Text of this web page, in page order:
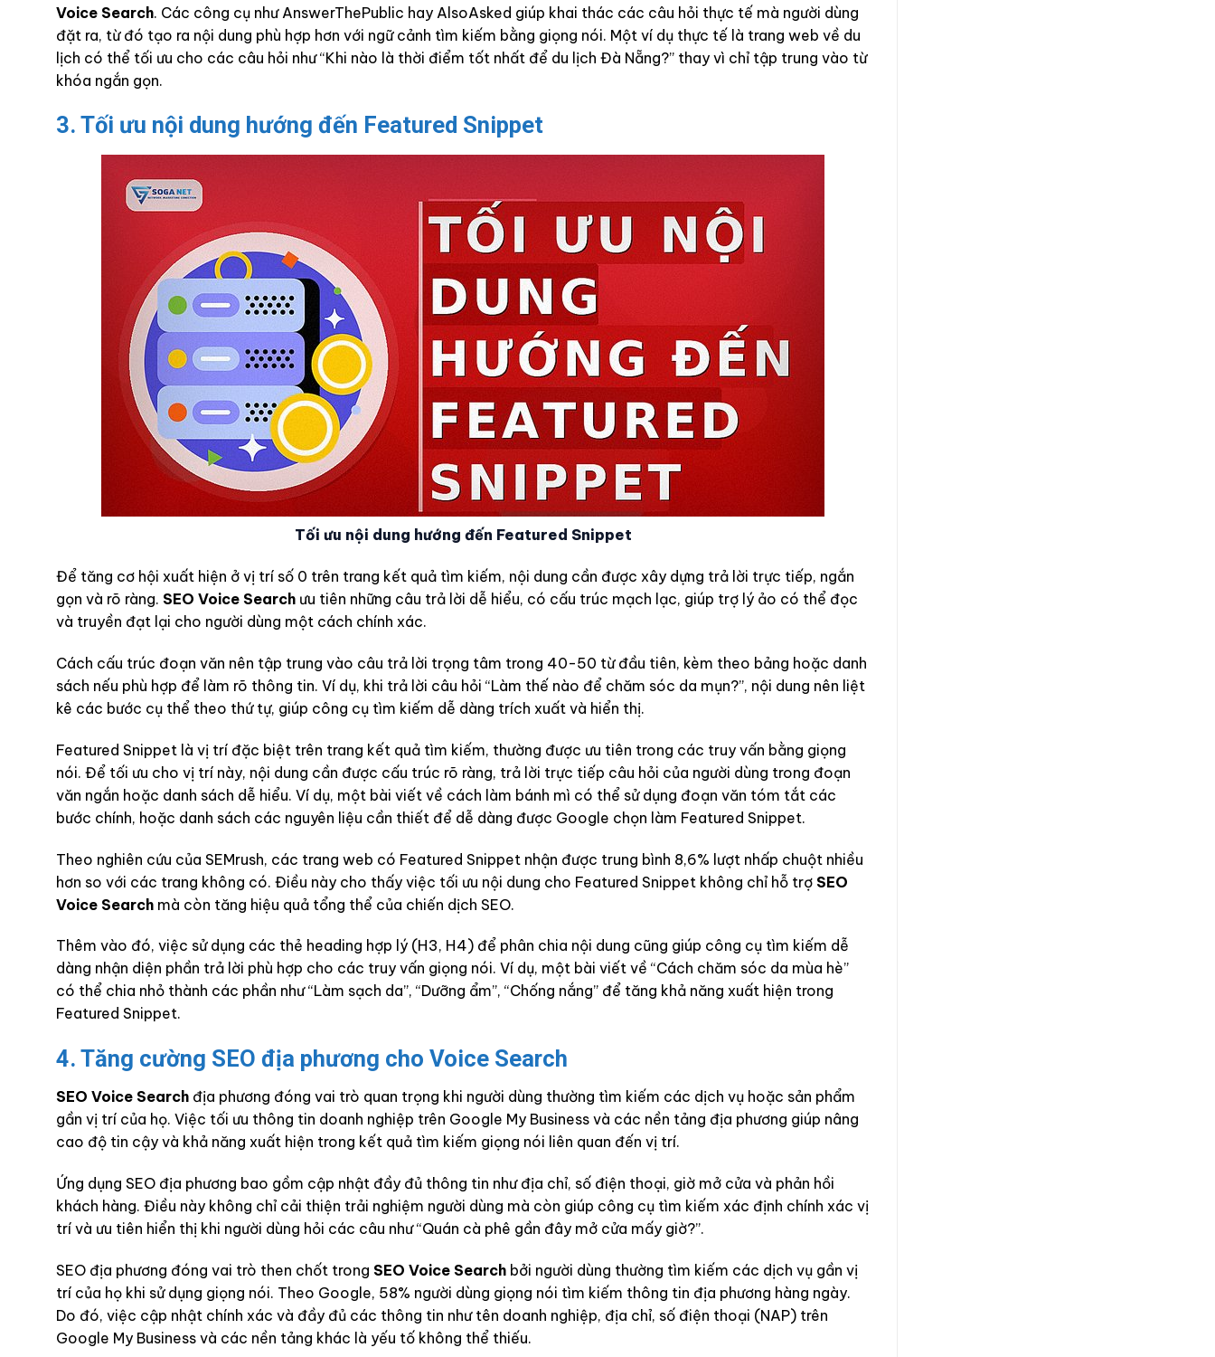
Voice Search. Các công cụ như AnswerThePublic hay AlsoAsked giúp khai thác các câu hỏi thực tế mà người dùng
đặt ra, từ đó tạo ra nội dung phù hợp hơn với ngữ cảnh tìm kiếm bằng giọng nói. Một ví dụ thực tế là trang web về du
lịch có thể tối ưu cho các câu hỏi như “Khi nào là thời điểm tốt nhất để du lịch Đà Nẵng?” thay vì chỉ tập trung vào từ
khóa ngắn gọn.
3. Tối ưu nội dung hướng đến Featured Snippet
Tối ưu nội dung hướng đến Featured Snippet
Để tăng cơ hội xuất hiện ở vị trí số 0 trên trang kết quả tìm kiếm, nội dung cần được xây dựng trả lời trực tiếp, ngắn
gọn và rõ ràng. SEO Voice Search ưu tiên những câu trả lời dễ hiểu, có cấu trúc mạch lạc, giúp trợ lý ảo có thể đọc
và truyền đạt lại cho người dùng một cách chính xác.
Cách cấu trúc đoạn văn nên tập trung vào câu trả lời trọng tâm trong 40-50 từ đầu tiên, kèm theo bảng hoặc danh
sách nếu phù hợp để làm rõ thông tin. Ví dụ, khi trả lời câu hỏi “Làm thế nào để chăm sóc da mụn?”, nội dung nên liệt
kê các bước cụ thể theo thứ tự, giúp công cụ tìm kiếm dễ dàng trích xuất và hiển thị.
Featured Snippet là vị trí đặc biệt trên trang kết quả tìm kiếm, thường được ưu tiên trong các truy vấn bằng giọng
nói. Để tối ưu cho vị trí này, nội dung cần được cấu trúc rõ ràng, trả lời trực tiếp câu hỏi của người dùng trong đoạn
văn ngắn hoặc danh sách dễ hiểu. Ví dụ, một bài viết về cách làm bánh mì có thể sử dụng đoạn văn tóm tắt các
bước chính, hoặc danh sách các nguyên liệu cần thiết để dễ dàng được Google chọn làm Featured Snippet.
Theo nghiên cứu của SEMrush, các trang web có Featured Snippet nhận được trung bình 8,6% lượt nhấp chuột nhiều
hơn so với các trang không có. Điều này cho thấy việc tối ưu nội dung cho Featured Snippet không chỉ hỗ trợ SEO
Voice Search mà còn tăng hiệu quả tổng thể của chiến dịch SEO.
Thêm vào đó, việc sử dụng các thẻ heading hợp lý (H3, H4) để phân chia nội dung cũng giúp công cụ tìm kiếm dễ
dàng nhận diện phần trả lời phù hợp cho các truy vấn giọng nói. Ví dụ, một bài viết về “Cách chăm sóc da mùa hè”
có thể chia nhỏ thành các phần như “Làm sạch da”, “Dưỡng ẩm”, “Chống nắng” để tăng khả năng xuất hiện trong
Featured Snippet.
4. Tăng cường SEO địa phương cho Voice Search
SEO Voice Search địa phương đóng vai trò quan trọng khi người dùng thường tìm kiếm các dịch vụ hoặc sản phẩm
gần vị trí của họ. Việc tối ưu thông tin doanh nghiệp trên Google My Business và các nền tảng địa phương giúp nâng
cao độ tin cậy và khả năng xuất hiện trong kết quả tìm kiếm giọng nói liên quan đến vị trí.
Ứng dụng SEO địa phương bao gồm cập nhật đầy đủ thông tin như địa chỉ, số điện thoại, giờ mở cửa và phản hồi
khách hàng. Điều này không chỉ cải thiện trải nghiệm người dùng mà còn giúp công cụ tìm kiếm xác định chính xác vị
trí và ưu tiên hiển thị khi người dùng hỏi các câu như “Quán cà phê gần đây mở cửa mấy giờ?”.
SEO địa phương đóng vai trò then chốt trong SEO Voice Search bởi người dùng thường tìm kiếm các dịch vụ gần vị
trí của họ khi sử dụng giọng nói. Theo Google, 58% người dùng giọng nói tìm kiếm thông tin địa phương hàng ngày.
Do đó, việc cập nhật chính xác và đầy đủ các thông tin như tên doanh nghiệp, địa chỉ, số điện thoại (NAP) trên
Google My Business và các nền tảng khác là yếu tố không thể thiếu.